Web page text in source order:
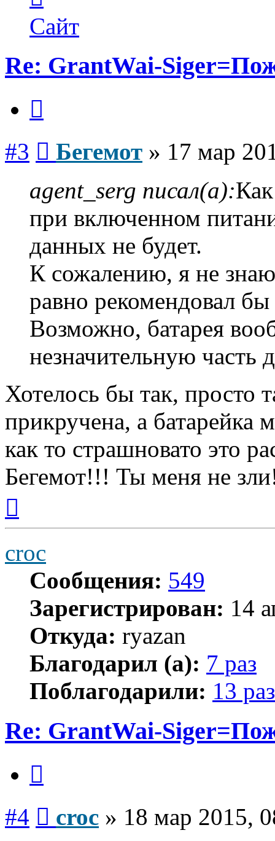
пользователя
Бегемот
Сайт
Re: GrantWai-
#3 Бегемот » 17 мар
agent_serg писал(а):
при включенном
данных не будет.
К сожалению, я не
равно рекомендовал
Возможно, батарея
незначительную
Хотелось бы так, просто
прикручена, а
как то страшновато это
Бегемот!!! Ты меня не
началу
croc
Сообщения: 549
Зарегистрирован: 14
Откуда: ryazan
Благодарил (а): 7 раз
Поблагодарили: 13 раз
Re: GrantWai-
#4 croc » 18 мар 2015,